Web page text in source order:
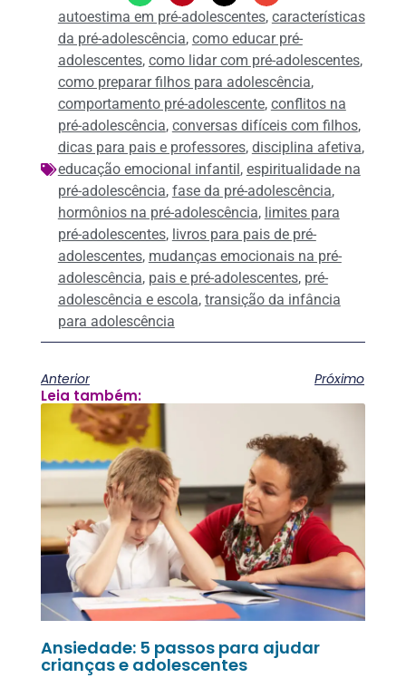
autoestima em pré-adolescentes, características
da pré-adolescência, como educar pré-
adolescentes, como lidar com pré-adolescentes,
como preparar filhos para adolescência,
comportamento pré-adolescente, conflitos na
pré-adolescência, conversas difíceis com filhos,
dicas para pais e professores, disciplina afetiva,
educação emocional infantil, espiritualidade na
pré-adolescência, fase da pré-adolescência,
hormônios na pré-adolescência, limites para
pré-adolescentes, livros para pais de pré-
adolescentes, mudanças emocionais na pré-
adolescência, pais e pré-adolescentes, pré-
adolescência e escola, transição da infância
para adolescência
Anterior Próximo
Leia também:
Ansiedade: 5 passos para ajudar
crianças e adolescentes